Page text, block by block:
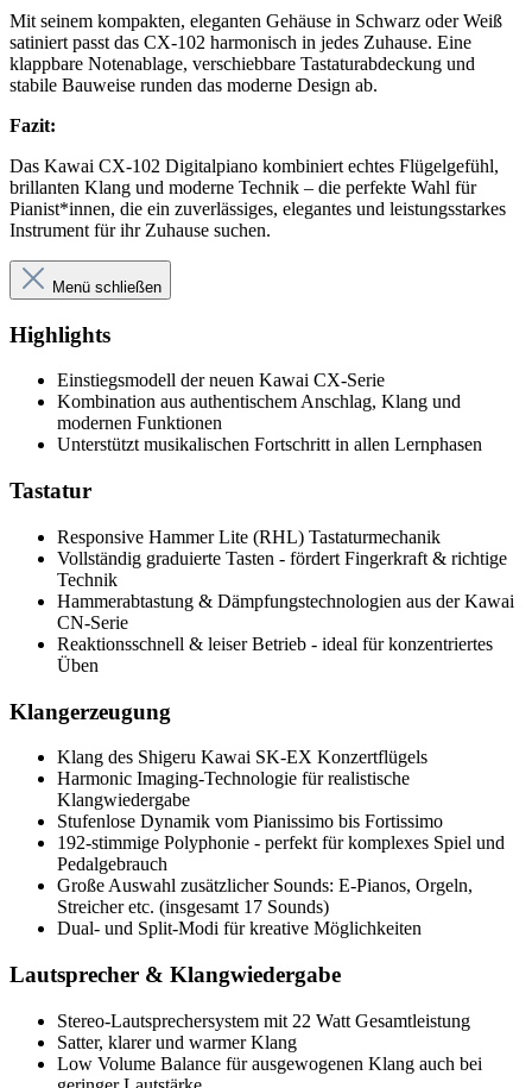
Mit seinem kompakten, eleganten Gehäuse in Schwarz oder Weiß
satiniert passt das CX-102 harmonisch in jedes Zuhause. Eine
klappbare Notenablage, verschiebbare Tastaturabdeckung und
stabile Bauweise runden das moderne Design ab.
Fazit:
Das Kawai CX-102 Digitalpiano kombiniert echtes Flügelgefühl,
brillanten Klang und moderne Technik – die perfekte Wahl für
Pianist*innen, die ein zuverlässiges, elegantes und leistungsstarkes
Instrument für ihr Zuhause suchen.
Menü schließen
Highlights
Einstiegsmodell der neuen Kawai CX-Serie
Kombination aus authentischem Anschlag, Klang und
modernen Funktionen
Unterstützt musikalischen Fortschritt in allen Lernphasen
Tastatur
Responsive Hammer Lite (RHL) Tastaturmechanik
Vollständig graduierte Tasten - fördert Fingerkraft & richtige
Technik
Hammerabtastung & Dämpfungstechnologien aus der Kawai
CN-Serie
Reaktionsschnell & leiser Betrieb - ideal für konzentriertes
Üben
Klangerzeugung
Klang des Shigeru Kawai SK-EX Konzertflügels
Harmonic Imaging-Technologie für realistische
Klangwiedergabe
Stufenlose Dynamik vom Pianissimo bis Fortissimo
192-stimmige Polyphonie - perfekt für komplexes Spiel und
Pedalgebrauch
Große Auswahl zusätzlicher Sounds: E-Pianos, Orgeln,
Streicher etc. (insgesamt 17 Sounds)
Dual- und Split-Modi für kreative Möglichkeiten
Lautsprecher & Klangwiedergabe
Stereo-Lautsprechersystem mit 22 Watt Gesamtleistung
Satter, klarer und warmer Klang
Low Volume Balance für ausgewogenen Klang auch bei